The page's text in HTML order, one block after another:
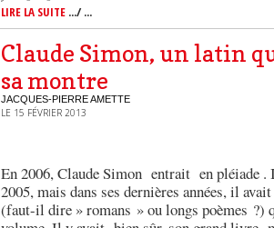
LIRE LA SUITE .../ ...
Claude Simon, un latin
sa montre
JACQUES-PIERRE AMETTE
LE 15 FÉVRIER 2013
En 2006, Claude Simon entrait en pléiade
2005, mais dans ses dernières années, il
(faut-il dire » romans » ou longs poèmes ?)